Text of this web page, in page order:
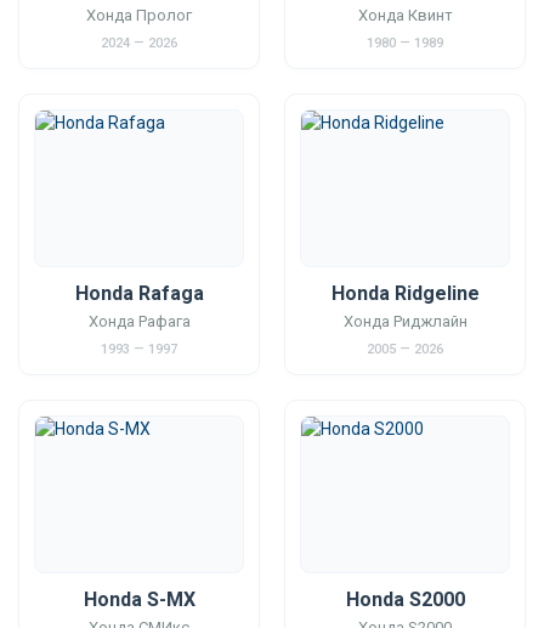
Хонда Пролог
2024 — 2026
Хонда Квинт
1980 — 1989
Honda Rafaga
Хонда Рафага
1993 — 1997
Honda Ridgeline
Хонда Риджлайн
2005 — 2026
Honda S-MX Honda S2000